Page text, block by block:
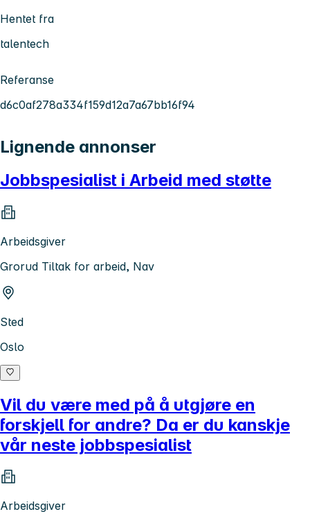
Hentet fra
talentech
Referanse
d6c0af278a334f159d12a7a67bb16f94
Lignende annonser
Jobbspesialist i Arbeid med støtte
Arbeidsgiver
Grorud Tiltak for arbeid, Nav
Sted
Oslo
Vil du være med på å utgjøre en
forskjell for andre? Da er du kanskje
vår neste jobbspesialist
Arbeidsgiver